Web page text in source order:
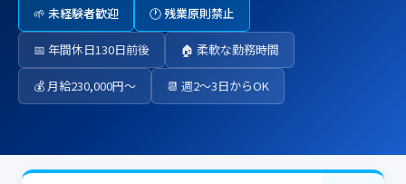
🌱 未経験者歓迎 🕐 残業原則禁止
📅 年間休日130日前後 🏠 柔軟な勤務時間
💰 月給230,000円〜 📆 週2〜3日からOK